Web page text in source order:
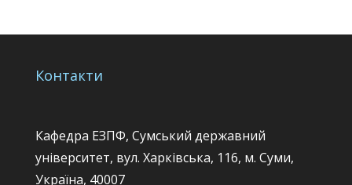
Контакти
Кафедра ЕЗПФ, Сумський державний
університет, вул. Харківська, 116, м. Суми,
Україна, 40007